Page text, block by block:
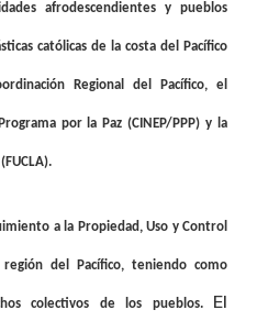
afrodescendientes y pueblos
católicas de la costa del Pacífico
Regional del Pacífico, el
por la Paz (CINEP/PPP) y la
a la Propiedad, Uso y Control
del Pacífico, teniendo como
colectivos de los pueblos. El